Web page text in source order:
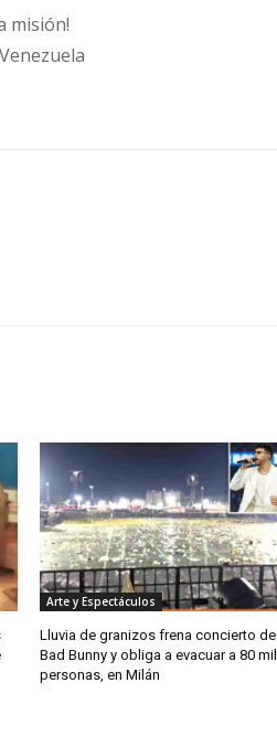
misión!
Venezuela
Arte y Espectáculos
Lluvia de granizos frena concierto de
Bad Bunny y obliga a evacuar a 80 mil
personas, en Milán